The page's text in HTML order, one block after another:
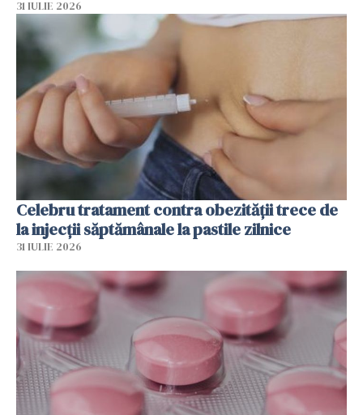
31 IULIE 2026
Celebru tratament contra obezității trece de
la injecții săptămânale la pastile zilnice
31 IULIE 2026